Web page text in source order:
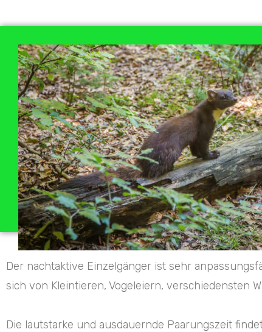
Der nachtaktive Einzelgänger ist sehr
sich von Kleintieren, Vogeleiern, verschiedensten
Die lautstarke und ausdauernde Paarungszeit